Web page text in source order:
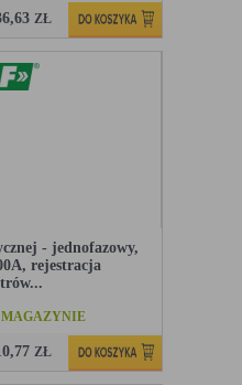
ZŁ
- jednofazowy,
rejestracja
ZŁ